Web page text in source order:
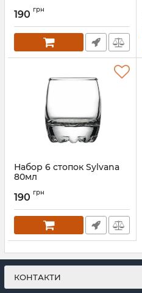
190 грн
Набор 6 стопок Sylvana
80мл
190 грн
КОНТАКТИ